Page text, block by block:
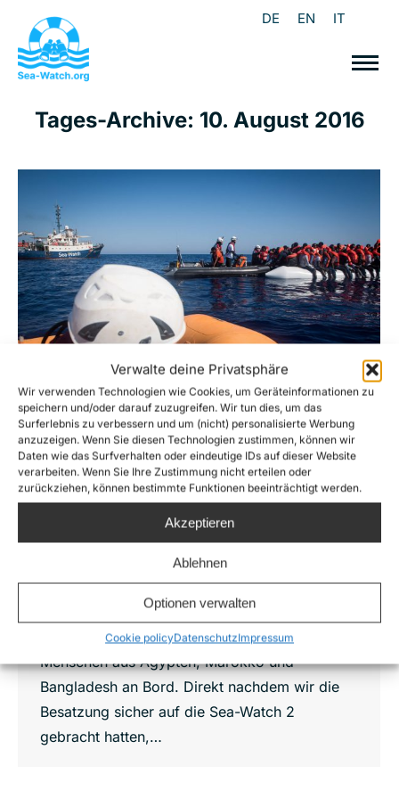
Verwalte deine Privatsphäre
Wir verwenden Technologien wie Cookies, um Geräteinformationen zu
speichern und/oder darauf zuzugreifen. Wir tun dies, um das
Surferlebnis zu verbessern und um (nicht) personalisierte Werbung
anzuzeigen. Wenn Sie diesen Technologien zustimmen, können wir
Daten wie das Surfverhalten oder eindeutige IDs auf dieser Website
verarbeiten. Wenn Sie Ihre Zustimmung nicht erteilen oder
zurückziehen, können bestimmte Funktionen beeinträchtigt werden.
Akzeptieren
Ablehnen
Optionen verwalten
Cookie policyDatenschutzImpressum
DE EN IT
Tages-Archive: 10. August 2016
Live von der Sea-Watch 2: Beruhigte
See bringt Refugee-Boote
News,Sea-Watch 2 Von Joshua Krüger
10. August 2016
Der Wind und die See auf dem zentralen
Mittelmeer haben sich beruhigt und die
Refugee-Boote sind wieder unterwegs. Gegen
sechs Uhr in der Frühe sichtete unsere Crew
das erste Boot, ein kleines Holzboot mit 28
Menschen aus Ägypten, Marokko und
Bangladesh an Bord. Direkt nachdem wir die
Besatzung sicher auf die Sea-Watch 2
gebracht hatten,…